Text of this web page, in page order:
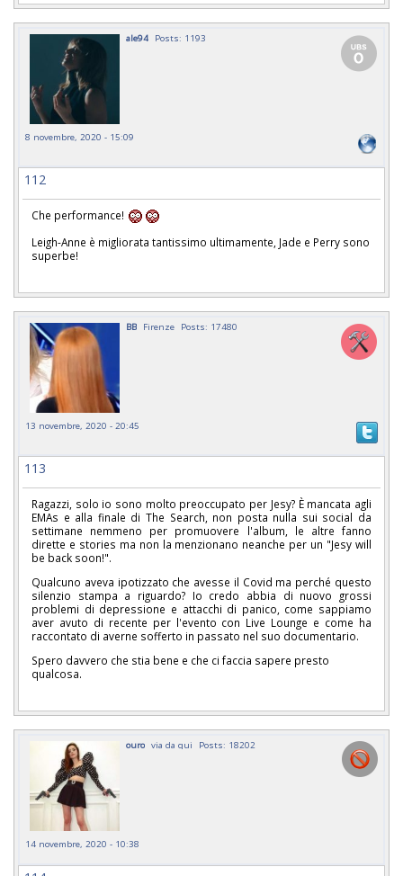
ale94 Posts: 1193
8 novembre, 2020 - 15:09
112
Che performance!
Leigh-Anne è migliorata tantissimo ultimamente, Jade e Perry sono
superbe!
BB Firenze Posts: 17480
13 novembre, 2020 - 20:45
113
Ragazzi, solo io sono molto preoccupato per Jesy? È mancata agli
EMAs e alla finale di The Search, non posta nulla sui social da
settimane nemmeno per promuovere l'album, le altre fanno
dirette e stories ma non la menzionano neanche per un "Jesy will
be back soon!".
Qualcuno aveva ipotizzato che avesse il Covid ma perché questo
silenzio stampa a riguardo? Io credo abbia di nuovo grossi
problemi di depressione e attacchi di panico, come sappiamo
aver avuto di recente per l'evento con Live Lounge e come ha
raccontato di averne sofferto in passato nel suo documentario.
Spero davvero che stia bene e che ci faccia sapere presto
qualcosa.
ouro via da qui Posts: 18202
14 novembre, 2020 - 10:38